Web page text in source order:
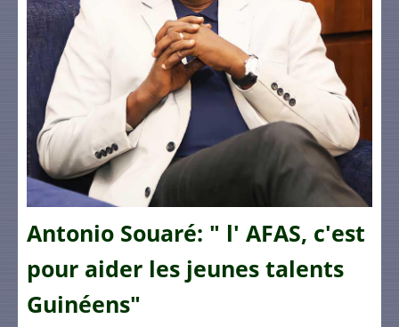
Antonio Souaré: " l' AFAS, c'est
pour aider les jeunes talents
Guinéens"